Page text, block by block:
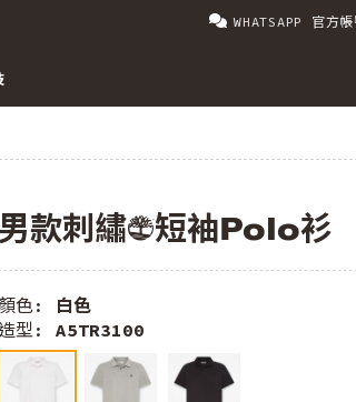
WHATSAPP 官方
男款刺繡LOGO短袖Polo衫
色: 白色
型: A5TR3100